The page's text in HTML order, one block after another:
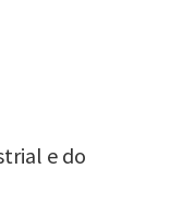
e do